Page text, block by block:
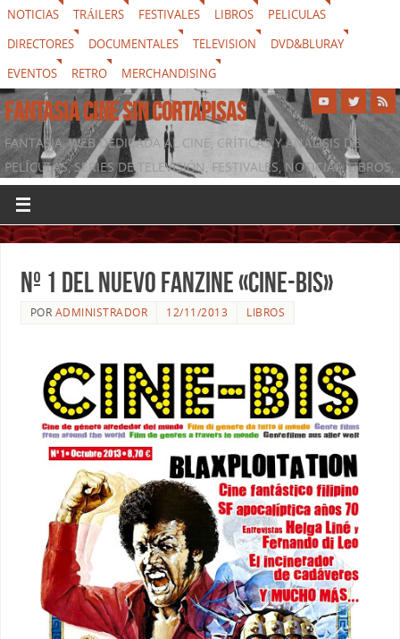
NOTICIAS TRÁILERS FESTIVALES LIBROS
PELICULAS
DIRECTORES
DOCUMENTALES TELEVISION
DVD&BLURAY
EVENTOS
RETRO MERCHANDISING
FANTASIA CINE SIN CORTAPISAS
FANTASIA, WEB DEDICADA AL CINE, CRÍTICAS Y ANÁLISIS DE
PELÍCULAS, SERIES DE TELEVISIÓN, FESTIVALES, NOTICIAS, LIBROS,
DVD & BLURAY, MERCHANDISING Y TODO LO QUE RODEA AL
SÉPTIMO ARTE
Nº 1 del nuevo fanzine «CINE-BIS»
POR ADMINISTRADOR 12/11/2013 LIBROS